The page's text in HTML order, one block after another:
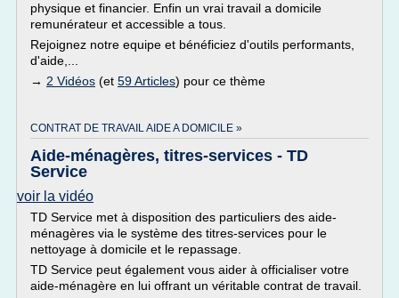
physique et financier. Enfin un vrai travail a domicile
remunérateur et accessible a tous.
Rejoignez notre equipe et bénéficiez d'outils performants,
d'aide,...
→ 2 Vidéos (et 59 Articles) pour ce thème
CONTRAT DE TRAVAIL AIDE A DOMICILE »
Aide-ménagères, titres-services - TD
Service
voir la vidéo
TD Service met à disposition des particuliers des aide-
ménagères via le système des titres-services pour le
nettoyage à domicile et le repassage.
TD Service peut également vous aider à officialiser votre
aide-ménagère en lui offrant un véritable contrat de travail.